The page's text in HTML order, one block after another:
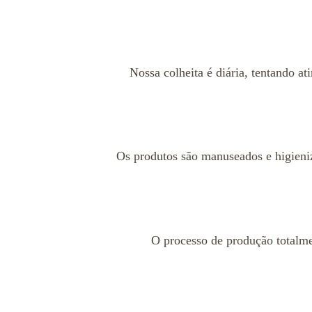
Nossa colheita é diária, tentando
Os produtos são manuseados e
O processo de produção